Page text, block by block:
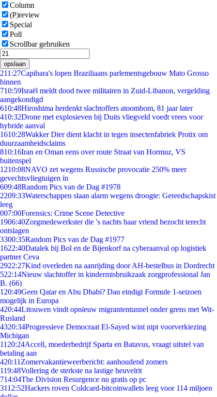
Column
(P)review
Special
Poll
Scrollbar gebruiken
opslaan
211:27Capibara's lopen Braziliaans parlementsgebouw Mato Grosso
binnen
710:59Israël meldt dood twee militairen in Zuid-Libanon, vergelding
aangekondigd
610:48Hiroshima herdenkt slachtoffers atoombom, 81 jaar later
410:32Drone met explosieven bij Duits vliegveld voedt vrees voor
hybride aanval
1610:28Wakker Dier dient klacht in tegen insectenfabriek Protix om
duurzaamheidsclaims
810:16Iran en Oman eens over route Straat van Hormuz, VS
buitenspel
1210:08NAVO zet wegens Russische provocatie 250% meer
gevechtsvliegtuigen in
609:48Random Pics van de Dag #1978
2209:33Waterschappen slaan alarm wegens droogte: Gereedschapskist
leeg
007:00Forensics: Crime Scene Detective
1906:40Zorgmedewerkster die 's nachts haar vriend bezocht terecht
ontslagen
3300:35Random Pics van de Dag #1977
1622:40Datalek bij Bol en de Bijenkorf na cyberaanval op logistiek
partner Ceva
2922:27Kind overleden na aanrijding door AH-bestelbus in Dordrecht
522:14Nieuw slachtoffer in kindermisbruikzaak zorgprofessional Jan
B. (66)
1 20:49Geen Qatar en Abu Dhabi? Dan eindigt Formule 1-seizoen
mogelijk in Europa
420:44Litouwen vindt opnieuw migrantentunnel onder grens met Wit-
Rusland
4320:34Progressieve Democraat El-Sayed wint nipt voorverkiezing
Michigan
11 20:24Accell, moederbedrijf Sparta en Batavus, vraagt uitstel van
betaling aan
420:11 Zomervakantieweerbericht: aanhoudend zomers
119:48Vollering de sterkste na lastige heuvelrit
714:04The Division Resurgence nu gratis op pc
3112:52Hackers roven Coldcard-bitcoinwallets leeg voor 114 miljoen